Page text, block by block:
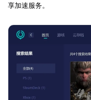
享加速服务。